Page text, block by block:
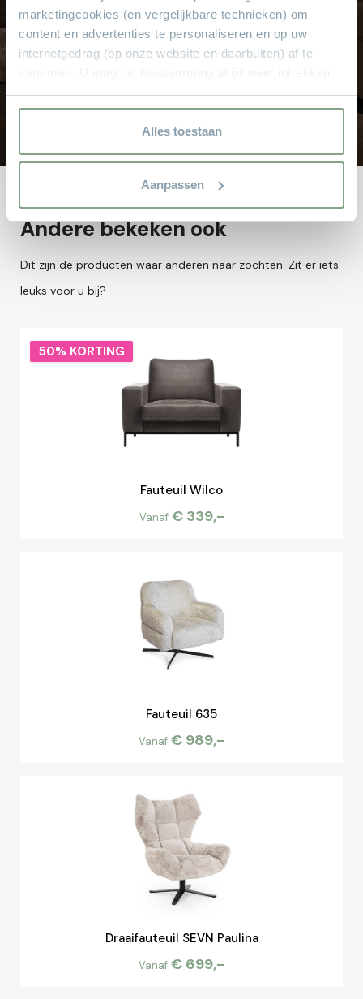
marketingcookies (en vergelijkbare technieken) om
content en advertenties te personaliseren en op uw
internetgedrag (op onze website en daarbuiten) af te
Voor meer informatie en het aanpassen van uw keuze op
onze website verwijzen wij u naar onze
Alles toestaan
Aanpassen
Gratis parkeren
Grote keus voor iedere doelgroep
8.000 m² met alle soorten stylen meubelen
Andere bekeken ook
Dit zijn de producten waar anderen naar zochten. Zit er iets
leuks voor u bij?
Fauteuil Wilco
Vanaf € 339,-
50% KORTING
Fauteuil 635
Vanaf € 989,-
Draaifauteuil SEVN Paulina
Vanaf € 699,-